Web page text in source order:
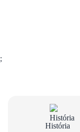
;
História